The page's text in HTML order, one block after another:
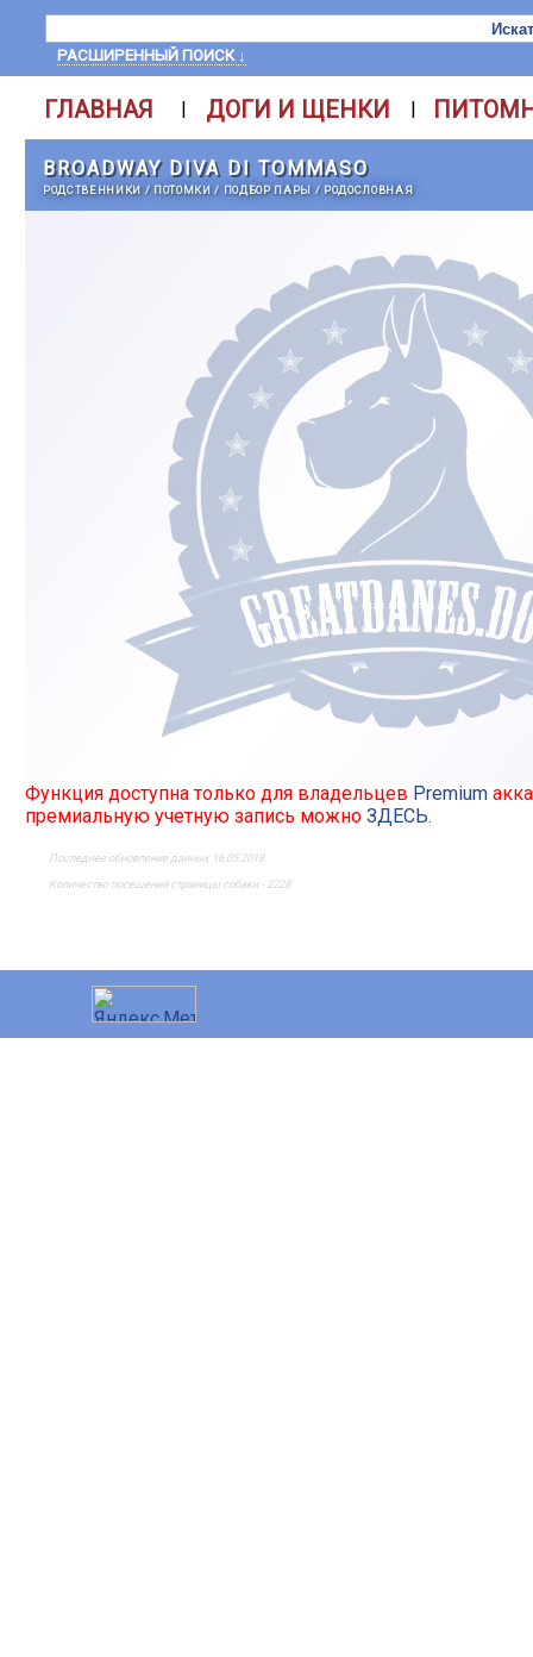
РАСШИРЕННЫЙ ПОИСК ↓
ГЛАВНАЯ | ДОГИ И ЩЕНКИ |
BROADWAY DIVA DI TOMMASO
РОДСТВЕННИКИ / ПОТОМКИ/ ПОДБОР ПАРЫ / РОДОСЛОВНАЯ
Функция доступна только для владельцев Premium
премиальную учетную запись можно ЗДЕСЬ.
Последнее обновление данных 16.05.2018
Количество посещений страницы собаки - 2228